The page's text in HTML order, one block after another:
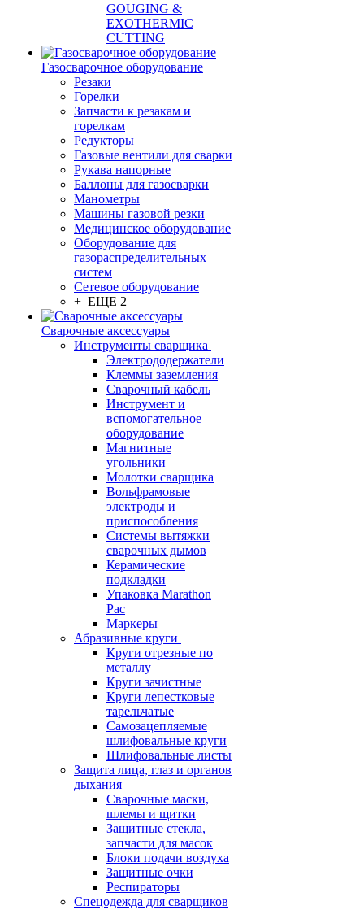
GOUGING &
EXOTHERMIC
CUTTING
Газосварочное оборудование
Резаки
Горелки
Запчасти к резакам и
горелкам
Редукторы
Газовые вентили для сварки
Рукава напорные
Баллоны для газосварки
Манометры
Машины газовой резки
Медицинское оборудование
Оборудование для
газораспределительных
систем
Сетевое оборудование
+ ЕЩЕ 2
Сварочные аксессуары
Инструменты сварщика
Электрододержатели
Клеммы заземления
Сварочный кабель
Инструмент и
вспомогательное
оборудование
Магнитные
угольники
Молотки сварщика
Вольфрамовые
электроды и
приспособления
Системы вытяжки
сварочных дымов
Керамические
подкладки
Упаковка Marathon
Pac
Маркеры
Абразивные круги
Круги отрезные по
металлу
Круги зачистные
Круги лепестковые
тарельчатые
Самозацепляемые
шлифовальные круги
Шлифовальные листы
Защита лица, глаз и органов
дыхания
Сварочные маски,
шлемы и щитки
Защитные стекла,
запчасти для масок
Блоки подачи воздуха
Защитные очки
Респираторы
Спецодежда для сварщиков